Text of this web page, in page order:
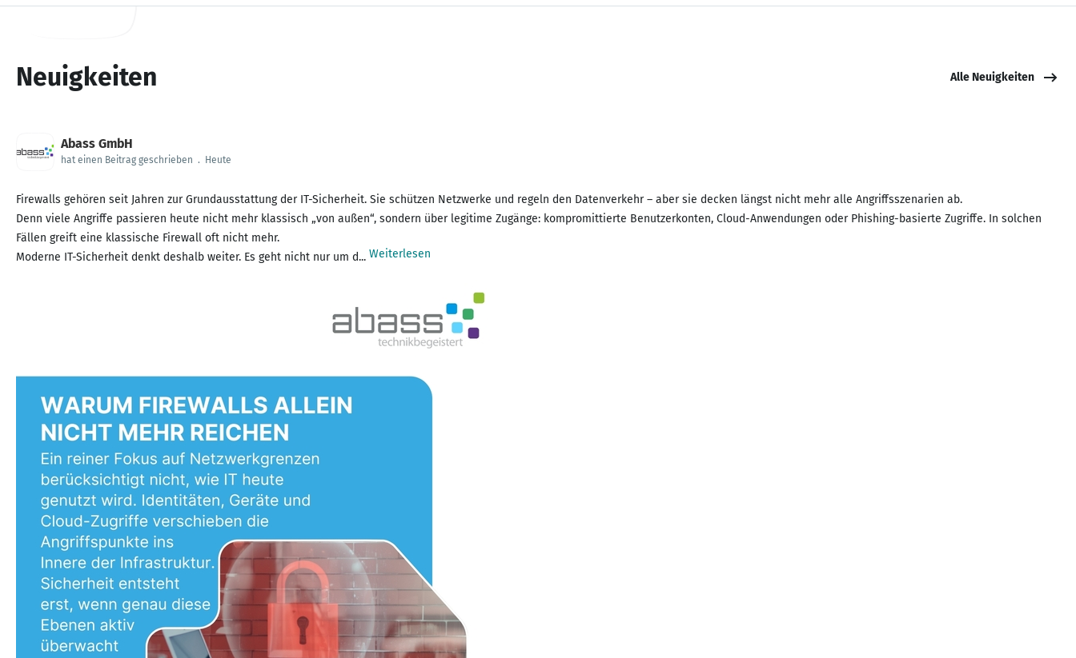
Neuigkeiten Alle Neuigkeiten
Abass GmbH
hat einen Beitrag geschrieben . Heute
Firewalls gehören seit Jahren zur Grundausstattung der IT-Sicherheit. Sie schützen Netzwerke und regeln den Datenverkehr – aber sie decken längst nicht mehr alle Angriffsszenarien ab.
Denn viele Angriffe passieren heute nicht mehr klassisch „von außen“, sondern über legitime Zugänge: kompromittierte Benutzerkonten, Cloud-Anwendungen oder Phishing-basierte Zugriffe. In solchen
Fällen greift eine klassische Firewall oft nicht mehr.
Moderne IT-Sicherheit denkt deshalb weiter. Es geht nicht nur um d... Weiterlesen